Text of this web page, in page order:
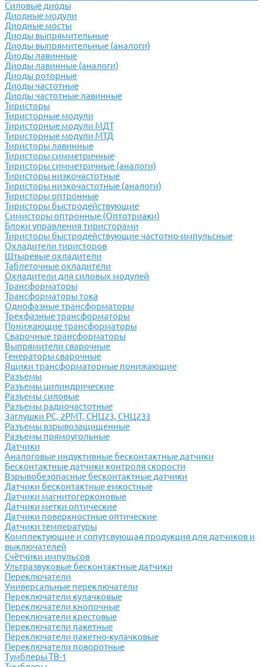
Силовые диоды
Диодные модули
Диодные мосты
Диоды выпрямительные
Диоды выпрямительные (аналоги)
Диоды лавинные
Диоды лавинные (аналоги)
Диоды роторные
Диоды частотные
Диоды частотные лавинные
Тиристоры
Тиристорные модули
Тиристорные модули МДТ
Тиристорные модули МТД
Тиристоры лавинные
Тиристоры симметричные
Тиристоры симметричные (аналоги)
Тиристоры низкочастотные
Тиристоры низкочастотные (аналоги)
Тиристоры оптронные
Тиристоры быстродействующие
Симисторы оптронные (Оптотриаки)
Блоки управления тиристорами
Тиристоры быстродействующие частотно-импульсные
Охладители тиристоров
Штыревые охладители
Таблеточные охладители
Охладители для силовых модулей
Трансформаторы
Трансформаторы тока
Однофазные трансформаторы
Трехфазные трансформаторы
Понижающие трансформаторы
Сварочные трансформаторы
Выпрямители сварочные
Генераторы сварочные
Ящики трансформаторные понижающие
Разъемы
Разъемы цилиндрические
Разъемы силовые
Разъемы радиочастотные
Заглушки РС, 2РМТ, СНЦ23, СНЦ233
Разъемы взрывозащищенные
Разъемы прямоугольные
Датчики
Аналоговые индуктивные бесконтактные датчики
Бесконтактные датчики контроля скорости
Взрывобезопасные бесконтактные датчики
Датчики бесконтактные емкостные
Датчики магнитогерконовые
Датчики метки оптические
Датчики поверхностные оптические
Датчики температуры
Комплектующие и сопутсвующая продукция для датчиков и
выключателей
Счётчики импульсов
Ультразвуковые бесконтактные датчики
Переключатели
Универсальные переключатели
Переключатели кулачковые
Переключатели кнопочные
Переключатели крестовые
Переключатели пакетные
Переключатели пакетно-кулачковые
Переключатели поворотные
Тумблеры ТВ-1